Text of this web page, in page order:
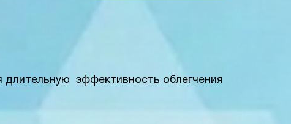
эффективность облегчения